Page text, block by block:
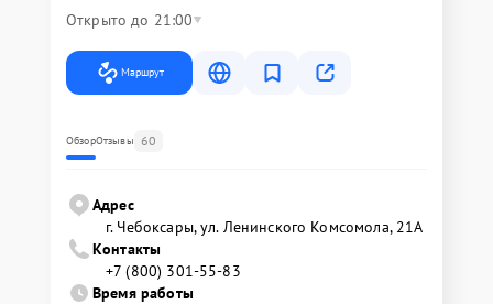
Открыто до 21:00
Маршрут
ОбзорОтзывы 60
Адрес
г. Чебоксары, ул. Ленинского Комсомола, 21А
Контакты
+7 (800) 301-55-83
Время работы